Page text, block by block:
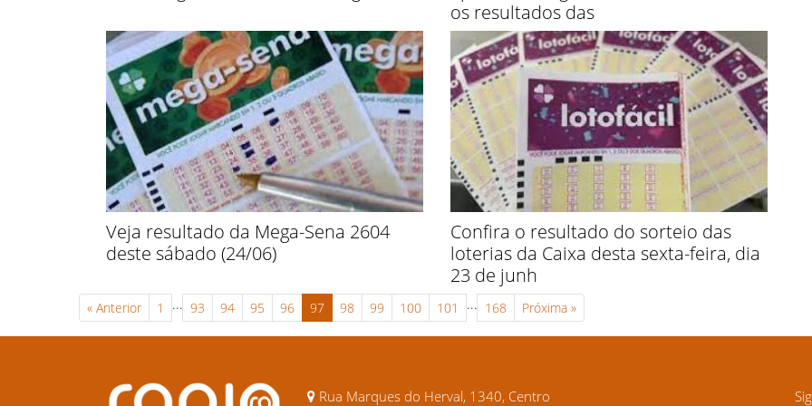
os resultados das
Veja resultado da Mega-Sena 2604
deste sábado (24/06)
Confira o resultado do sorteio das
loterias da Caixa desta sexta-feira, dia
23 de junh
« Anterior 1 ... 93 94 95 96 97 98 99 100 101 ... 168 Próxima »
Rua Marques do Herval, 1340, Centro